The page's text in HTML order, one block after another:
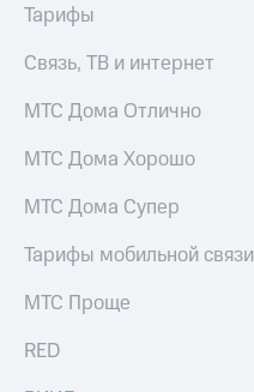
Домашнее
ТВ
Домашний
в МТС
со своим
Подписка
на гигабайты
интернета,
фильмы,
и многое
группа
Скидка
Тарифы
Связь, ТВ и интернет
МТС Дома Отлично
МТС Дома Хорошо
МТС Дома Супер
Тарифы мобильной связи
МТС Проще
RED